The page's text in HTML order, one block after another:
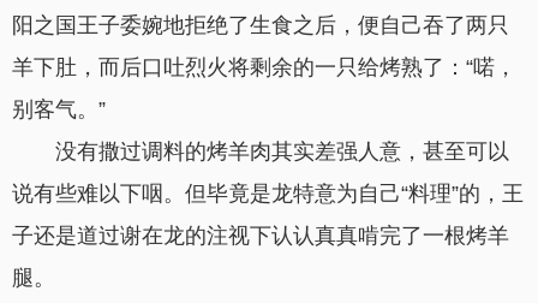
阳之国王子委婉地拒绝了生食之后，便自己吞了两只
羊下肚，而后口吐烈火将剩余的一只给烤熟了：“喏，
别客气。”
没有撒过调料的烤羊肉其实差强人意，甚至可以
说有些难以下咽。但毕竟是龙特意为自己“料理”的，王
子还是道过谢在龙的注视下认认真真啃完了一根烤羊
腿。